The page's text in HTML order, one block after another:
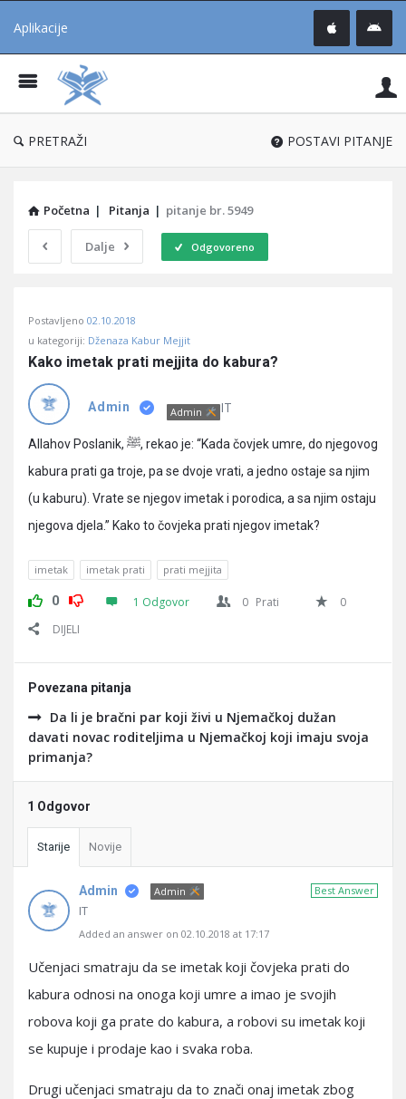
Aplikacije
®
PRETRAŽI POSTAVI PITANJE
Početna | Pitanja | pitanje br. 5949
Dalje Odgovoreno
Učene
Latest
Pitanja
Postavljeno 02.10.2018
u kategoriji: Dženaza Kabur Mejjit
Kako imetak prati mejjita do kabura?
Admin Admin IT
Allahov Poslanik, ﷺ, rekao je: “Kada čovjek umre, do njegovog
kabura prati ga troje, pa se dvoje vrati, a jedno ostaje sa njim
(u kaburu). Vrate se njegov imetak i porodica, a sa njim ostaju
njegova djela.” Kako to čovjeka prati njegov imetak?
imetak imetak prati prati mejjita
0 1 Odgovor 0 Prati
0
DIJELI
Povezana pitanja
Da li je bračni par koji živi u Njemačkoj dužan
davati novac roditeljima u Njemačkoj koji imaju svoja
primanja?
1 Odgovor
Starije Novije
Best Answer
Admin Admin
IT
Added an answer on 02.10.2018 at 17:17
Učenjaci smatraju da se imetak koji čovjeka prati do
kabura odnosi na onoga koji umre a imao je svojih
robova koji ga prate do kabura, a robovi su imetak koji
se kupuje i prodaje kao i svaka roba.
Drugi učenjaci smatraju da to znači onaj imetak zbog